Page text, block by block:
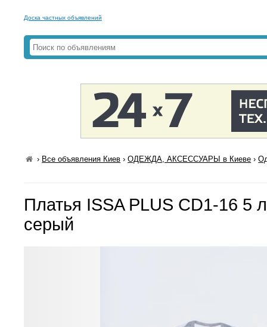
Доска частных объявлений
› Все объявления Киев ›ОДЕЖДА, АКСЕССУАРЫ в Киеве ›
Платья ISSA PLUS CD1-16 5
серый